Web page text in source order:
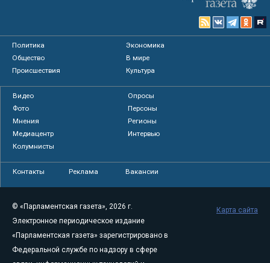
Политика
Экономика
Общество
В мире
Происшествия
Культура
Видео
Опросы
Фото
Персоны
Мнения
Регионы
Медиацентр
Интервью
Колумнисты
Контакты Реклама Вакансии
© «Парламентская газета», 2026 г.
Электронное периодическое издание
«Парламентская газета» зарегистрировано в
Федеральной службе по надзору в сфере
Карта сайта